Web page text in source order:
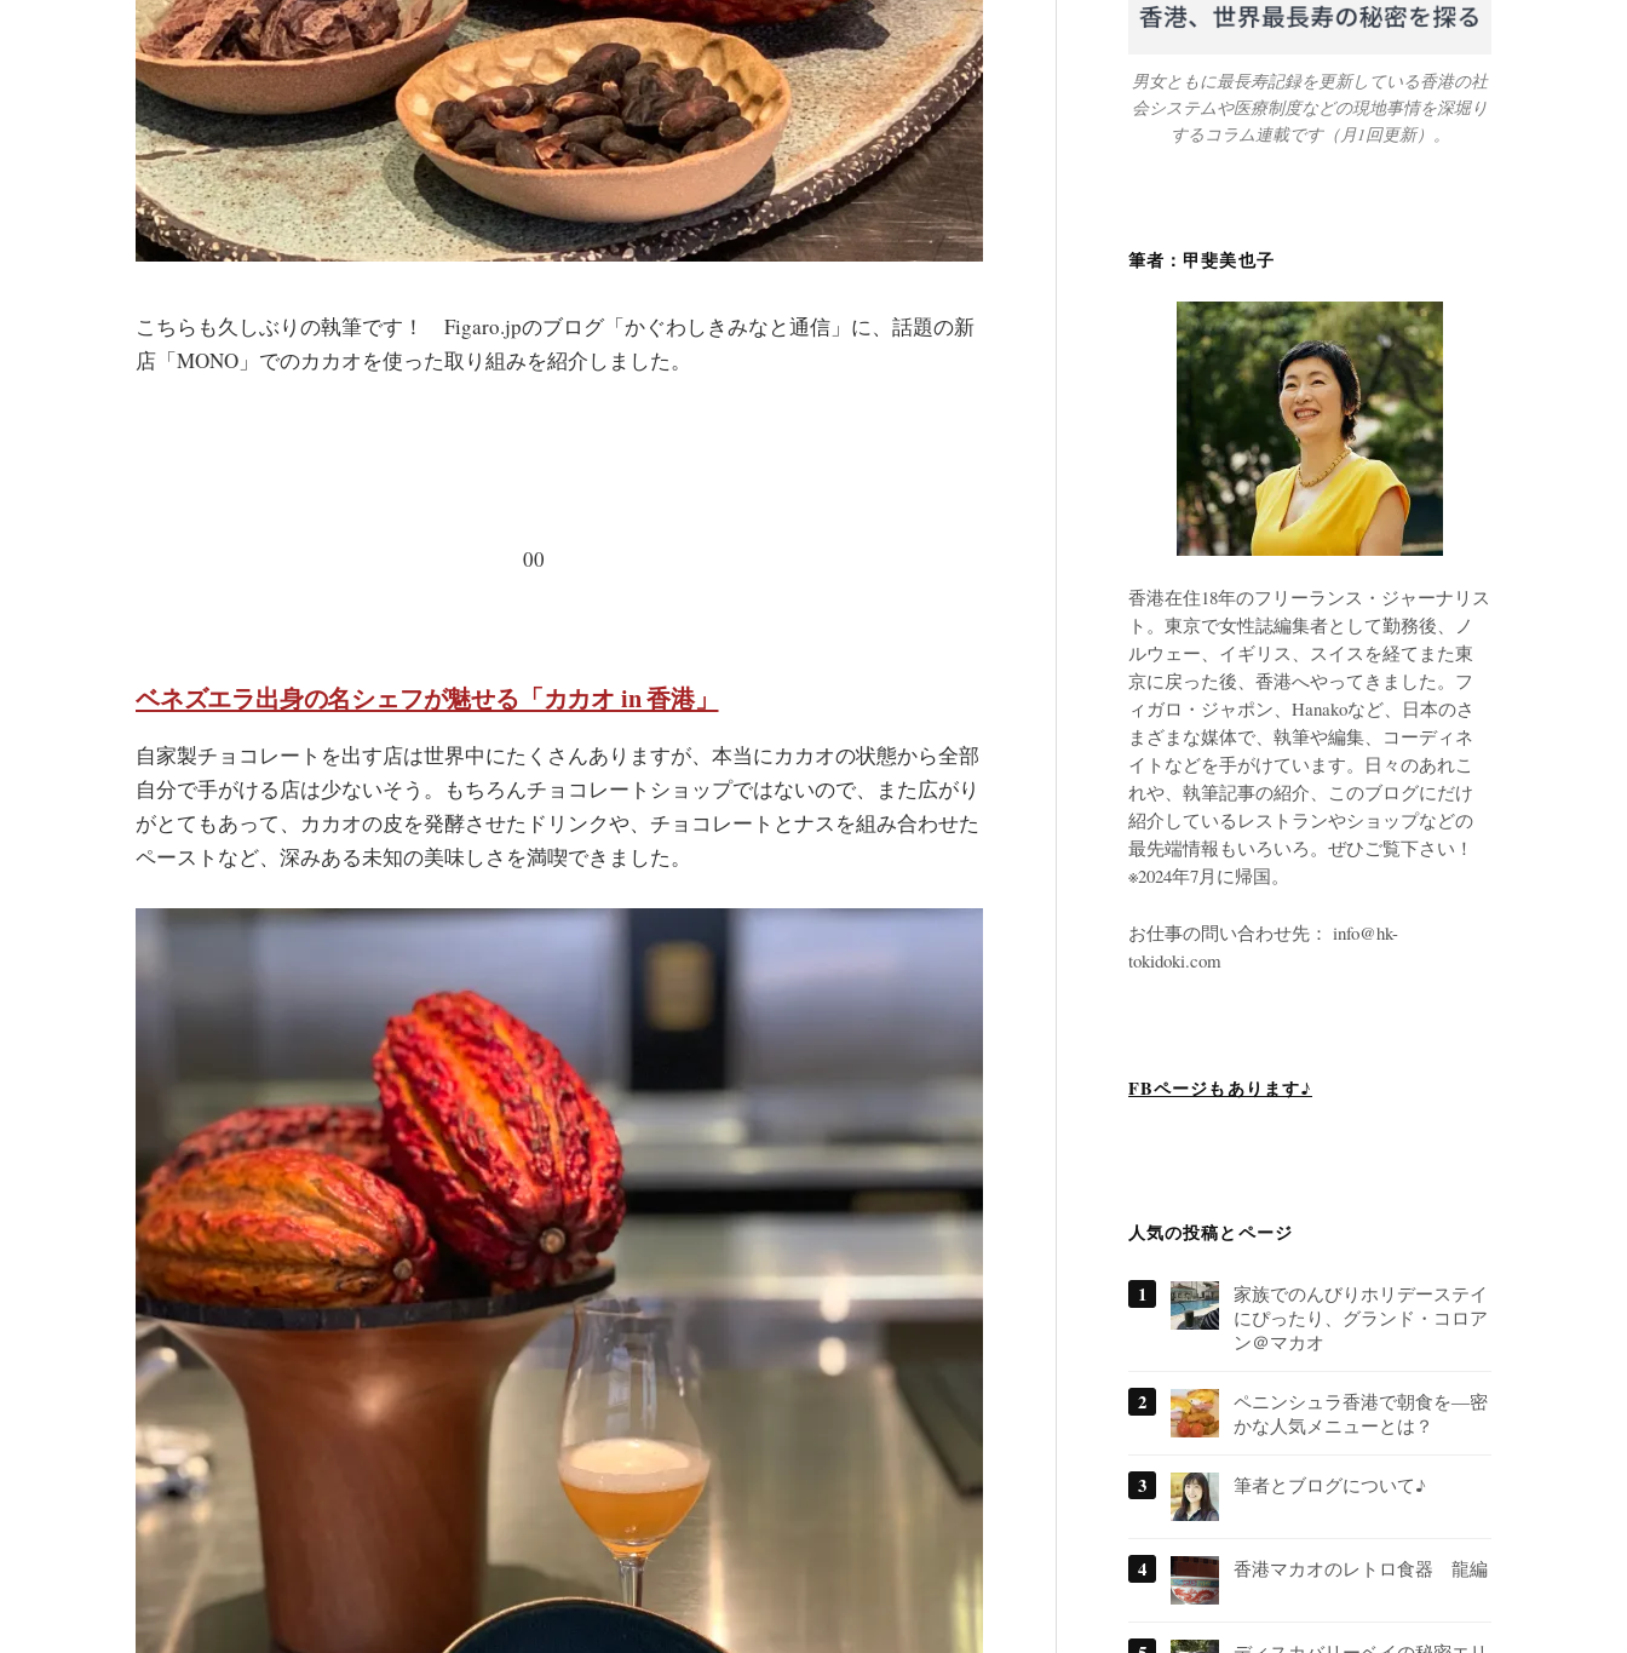
こちらも久しぶりの執筆です！ Figaro.jpのブログ「かぐわしきみなと通信」に、話題の新
店「MONO」でのカカオを使った取り組みを紹介しました。
00
ベネズエラ出身の名シェフが魅せる「カカオ in 香港」
自家製チョコレートを出す店は世界中にたくさんありますが、本当にカカオの状態から全部
自分で手がける店は少ないそう。もちろんチョコレートショップではないので、また広がり
がとてもあって、カカオの皮を発酵させたドリンクや、チョコレートとナスを組み合わせた
ペーストなど、深みある未知の美味しさを満喫できました。
男女ともに最長寿記録を更新している香港の社
会システムや医療制度などの現地事情を深堀り
するコラム連載です（月1回更新）。
筆者：甲斐美也子
香港在住18年のフリーランス・ジャーナリス
ト。東京で女性誌編集者として勤務後、ノ
ルウェー、イギリス、スイスを経てまた東
京に戻った後、香港へやってきました。フ
ィガロ・ジャポン、Hanakoなど、日本のさ
まざまな媒体で、執筆や編集、コーディネ
イトなどを手がけています。日々のあれこ
れや、執筆記事の紹介、このブログにだけ
紹介しているレストランやショップなどの
最先端情報もいろいろ。ぜひご覧下さい！
※2024年7月に帰国。
お仕事の問い合わせ先： info@hk-
tokidoki.com
FBページもあります♪
人気の投稿とページ
家族でのんびりホリデーステイ
にぴったり、グランド・コロア
ン＠マカオ
ペニンシュラ香港で朝食を―密
かな人気メニューとは？
筆者とブログについて♪
香港マカオのレトロ食器 龍編